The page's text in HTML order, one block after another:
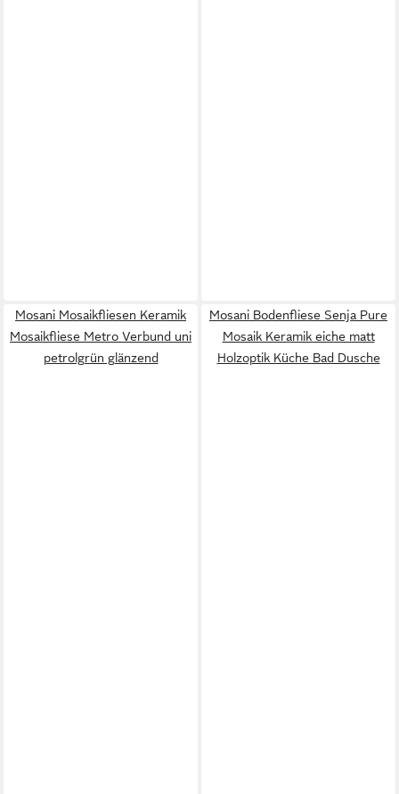
Mosani Mosaikfliesen Keramik
Mosaikfliese Metro Verbund uni
petrolgrün glänzend
Mosani Bodenfliese Senja Pure
Mosaik Keramik eiche matt
Holzoptik Küche Bad Dusche